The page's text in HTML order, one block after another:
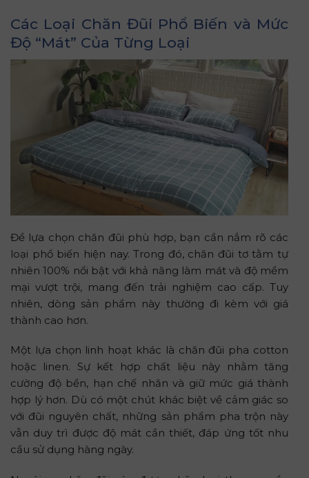
Các Loại Chăn Đũi Phổ Biến và Mức
Độ “Mát” Của Từng Loại
Để lựa chọn chăn đũi phù hợp, bạn cần nắm rõ các
loại phổ biến hiện nay. Trong đó, chăn đũi tơ tằm tự
nhiên 100% nổi bật với khả năng làm mát và độ mềm
mại vượt trội, mang đến trải nghiệm cao cấp. Tuy
nhiên, dòng sản phẩm này thường đi kèm với giá
thành cao hơn.
Một lựa chọn linh hoạt khác là chăn đũi pha cotton
hoặc linen. Sự kết hợp chất liệu này nhằm tăng
cường độ bền, hạn chế nhăn và giữ mức giá thành
hợp lý hơn. Dù có một chút khác biệt về cảm giác so
với đũi nguyên chất, những sản phẩm pha trộn này
vẫn duy trì được độ mát cần thiết, đáp ứng tốt nhu
cầu sử dụng hàng ngày.